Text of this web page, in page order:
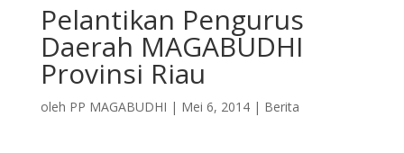
Pelantikan Pengurus
Daerah MAGABUDHI
Provinsi Riau
oleh PP MAGABUDHI | Mei 6, 2014| Berita